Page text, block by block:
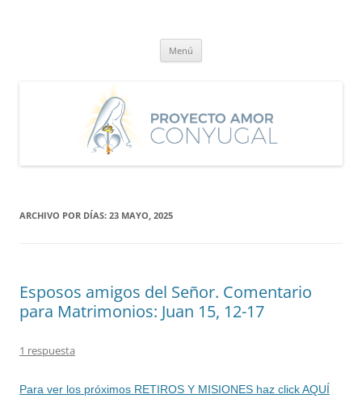
Menú
ARCHIVO POR DÍAS: 23 MAYO, 2025
Esposos amigos del Señor. Comentario
para Matrimonios: Juan 15, 12-17
1 respuesta
Para ver los próximos RETIROS Y MISIONES haz click AQUÍ